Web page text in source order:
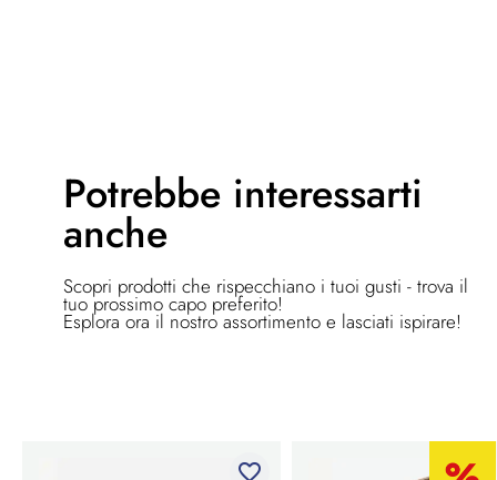
Potrebbe interessarti
anche
Scopri prodotti che rispecchiano i tuoi gusti - trova il
tuo prossimo capo preferito!
Esplora ora il nostro assortimento e lasciati ispirare!
favorite_border